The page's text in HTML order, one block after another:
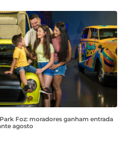
Foz: moradores ganham entrada
agosto